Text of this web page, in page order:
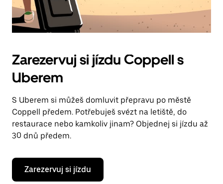
Zarezervuj si jízdu Coppell s
Uberem
S Uberem si můžeš domluvit přepravu po městě
Coppell předem. Potřebuješ svézt na letiště, do
restaurace nebo kamkoliv jinam? Objednej si jízdu až
30 dnů předem.
Zarezervuj si jízdu